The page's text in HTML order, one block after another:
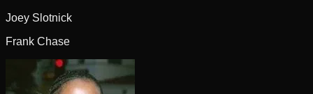
Joey Slotnick
Frank Chase